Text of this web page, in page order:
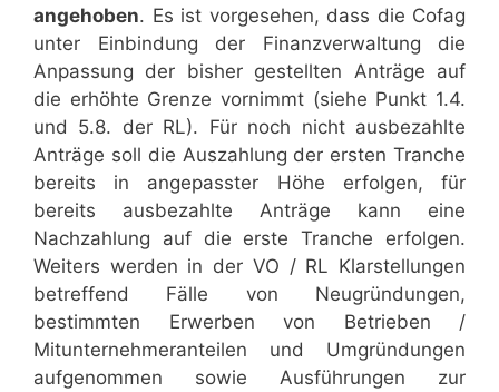
angehoben. Es ist vorgesehen, dass die Cofag
unter Einbindung der Finanzverwaltung die
Anpassung der bisher gestellten Anträge auf
die erhöhte Grenze vornimmt (siehe Punkt 1.4.
und 5.8. der RL). Für noch nicht ausbezahlte
Anträge soll die Auszahlung der ersten Tranche
bereits in angepasster Höhe erfolgen, für
bereits ausbezahlte Anträge kann eine
Nachzahlung auf die erste Tranche erfolgen.
Weiters werden in der VO / RL Klarstellungen
betreffend Fälle von Neugründungen,
bestimmten Erwerben von Betrieben /
Mitunternehmeranteilen und Umgründungen
aufgenommen sowie Ausführungen zur